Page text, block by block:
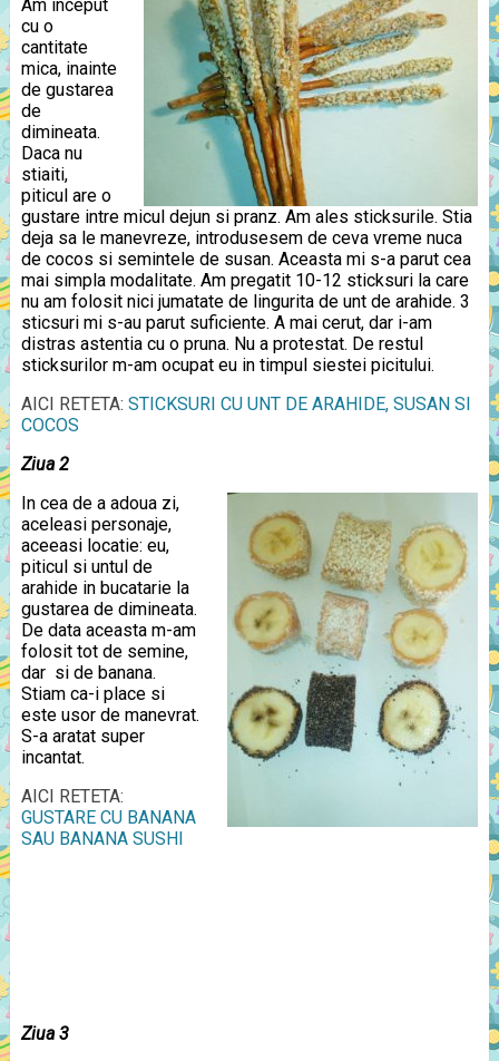
Am inceput
cu o
cantitate
mica, inainte
de gustarea
de
dimineata.
Daca nu
stiaiti,
piticul are o
gustare intre micul dejun si pranz. Am ales sticksurile. Stia
deja sa le manevreze, introdusesem de ceva vreme nuca
de cocos si semintele de susan. Aceasta mi s-a parut cea
mai simpla modalitate. Am pregatit 10-12 sticksuri la care
nu am folosit nici jumatate de lingurita de unt de arahide. 3
sticsuri mi s-au parut suficiente. A mai cerut, dar i-am
distras astentia cu o pruna. Nu a protestat. De restul
sticksurilor m-am ocupat eu in timpul siestei picitului.
AICI RETETA: STICKSURI CU UNT DE ARAHIDE, SUSAN SI
COCOS
Ziua 2
In cea de a adoua zi,
aceleasi personaje,
aceeasi locatie: eu,
piticul si untul de
arahide in bucatarie la
gustarea de dimineata.
De data aceasta m-am
folosit tot de semine,
dar si de banana.
Stiam ca-i place si
este usor de manevrat.
S-a aratat super
incantat.
AICI RETETA:
GUSTARE CU BANANA
SAU BANANA SUSHI
Ziua 3